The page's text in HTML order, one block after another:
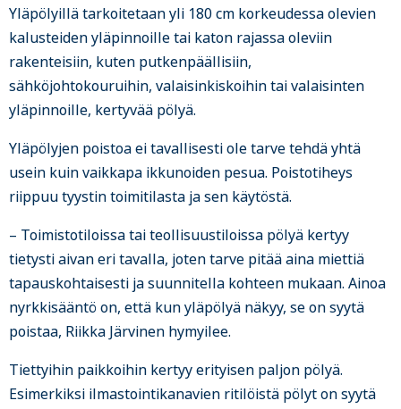
Yläpölyillä tarkoitetaan yli 180 cm korkeudessa olevien
kalusteiden yläpinnoille tai katon rajassa oleviin
rakenteisiin, kuten putkenpäällisiin,
sähköjohtokouruihin, valaisinkiskoihin tai valaisinten
yläpinnoille, kertyvää pölyä.
Yläpölyjen poistoa ei tavallisesti ole tarve tehdä yhtä
usein kuin vaikkapa ikkunoiden pesua. Poistotiheys
riippuu tyystin toimitilasta ja sen käytöstä.
– Toimistotiloissa tai teollisuustiloissa pölyä kertyy
tietysti aivan eri tavalla, joten tarve pitää aina miettiä
tapauskohtaisesti ja suunnitella kohteen mukaan. Ainoa
nyrkkisääntö on, että kun yläpölyä näkyy, se on syytä
poistaa, Riikka Järvinen hymyilee.
Tiettyihin paikkoihin kertyy erityisen paljon pölyä.
Esimerkiksi ilmastointikanavien ritilöistä pölyt on syytä